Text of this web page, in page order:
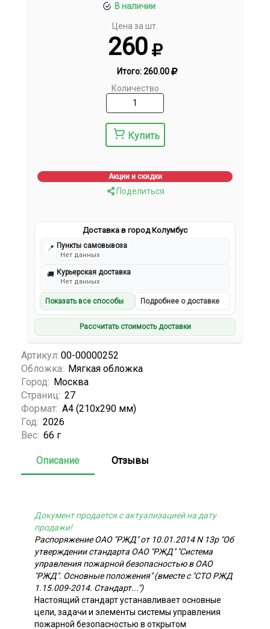
В наличии
Цена за шт.
260
Итого:260.00
Количество
Купить
Акции и скидки
Поделиться
Доставка в город Колумбус
📍 Пункты самовывоза
Нет данных
🚚 Курьерская доставка
Нет данных
Показать все способы Подробнее о доставке
Рассчитать стоимость доставки
Артикул: 00-00000252
Обложка: Мягкая обложка
Город: Москва
Страниц: 27
Формат: А4 (210x290 мм)
Год: 2026
Вес: 66 г
Описание Отзывы
Документ продается с актуализацией на дату
продажи!
Распоряжение ОАО "РЖД" от 10.01.2014 N 13р "Об
утверждении стандарта ОАО "РЖД" "Система
управления пожарной безопасностью в ОАО
"РЖД". Основные положения" (вместе с "СТО РЖД
1.15.009-2014. Стандарт...")
Настоящий стандарт устанавливает основные
цели, задачи и элементы системы управления
пожарной безопасностью в открытом